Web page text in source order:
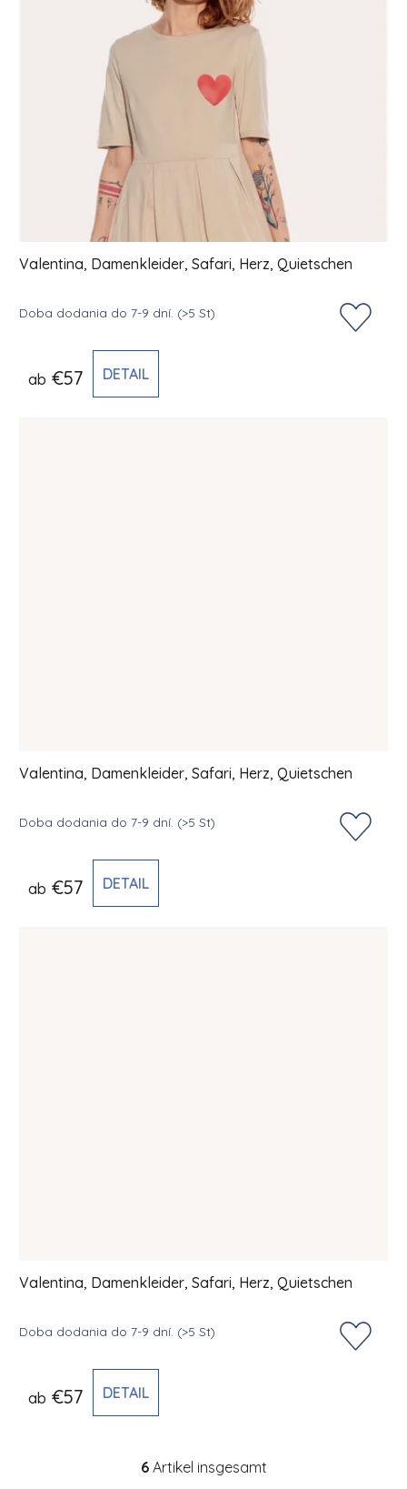
Valentina, Damenkleider, Safari, Herz, Quietschen
Doba dodania do 7-9 dní. (>5 St)
ab €57 DETAIL
Valentina, Damenkleider, Safari, Herz, Quietschen
Doba dodania do 7-9 dní. (>5 St)
ab €57 DETAIL
Valentina, Damenkleider, Safari, Herz, Quietschen
Doba dodania do 7-9 dní. (>5 St)
ab €57 DETAIL
Steuerelemente der
6Artikel insgesamt